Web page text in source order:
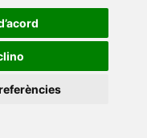
de Sàsser•
de Vic -